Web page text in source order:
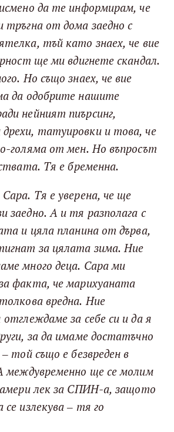
да те информирам, че
тръгна от дома заедно с
тъй като знаех, че вие
ще ми вдигнете скандал.
Но също знаех, че вие
да одобрите нашите
нейният пиърсинг,
татуировки и това, че
голяма от мен. Но въпросът
Тя е бременна.
Тя е уверена, че ще
заедно. А и тя разполага с
и цяла планина от дърва,
за цялата зима. Ние
много деца. Сара ми
факта, че марихуаната
вредна. Ние
за себе си и да я
за да имаме достатъчно
той също е безвреден в
междувременно ще се молим
лек за СПИН-а, защото
излекува – тя го